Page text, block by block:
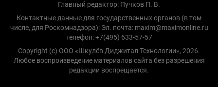
Главный редактор: Пучков П. В.
Контактные данные для государственных органов (в том
числе, для Роскомнадзора): Эл. почта: maxim@maximonline.ru
телефон: +7(495) 633-57-57
Copyright (с) ООО «Шкулёв Диджитал Технологии», 2026.
Любое воспроизведение материалов сайта без разрешения
редакции воспрещается.